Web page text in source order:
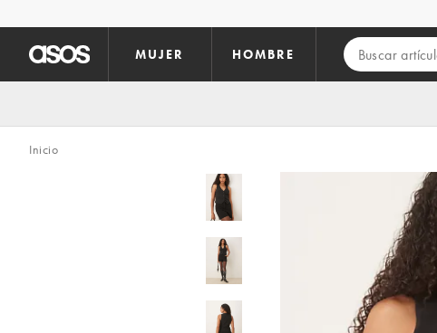
MUJER HOMBRE
Inicio